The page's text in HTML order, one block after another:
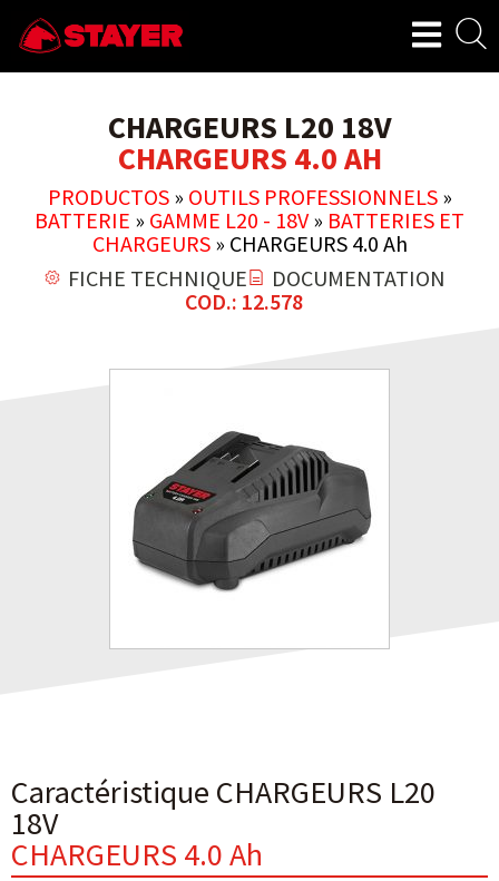
CHARGEURS L20 18V
CHARGEURS 4.0 AH
PRODUCTOS» OUTILS PROFESSIONNELS»
BATTERIE » GAMME L20 - 18V» BATTERIES ET
CHARGEURS» CHARGEURS 4.0 Ah
FICHE TECHNIQUE
DOCUMENTATION
COD.: 12.578
Caractéristique CHARGEURS L20
18V
CHARGEURS 4.0 Ah